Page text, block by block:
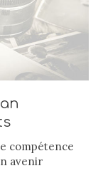
compétence
avenir